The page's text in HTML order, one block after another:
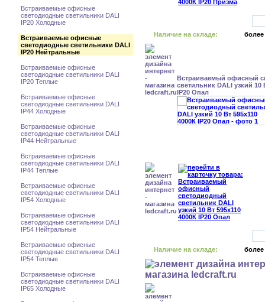
Встраиваемые офисные
светодиодные светильники DALI
IP20 Холодные
Встраиваемые офисные
светодиодные светильники DALI
IP20 Нейтральные
Встраиваемые офисные
светодиодные светильники DALI
IP20 Теплые
Встраиваемые офисные
светодиодные светильники DALI
IP44 Холодные
Встраиваемые офисные
светодиодные светильники DALI
IP44 Нейтральные
Встраиваемые офисные
светодиодные светильники DALI
IP44 Теплые
Встраиваемые офисные
светодиодные светильники DALI
IP54 Холодные
Встраиваемые офисные
светодиодные светильники DALI
IP54 Нейтральные
Встраиваемые офисные
светодиодные светильники DALI
IP54 Теплые
Встраиваемые офисные
светодиодные светильники DALI
IP65 Холодные
Наличие на складе: более
Встраиваемый офисный
светильник DALI узкий 10
IP20 Опал
Наличие на складе: более